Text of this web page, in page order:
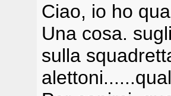
Ciao, io ho
Una cosa.
sulla